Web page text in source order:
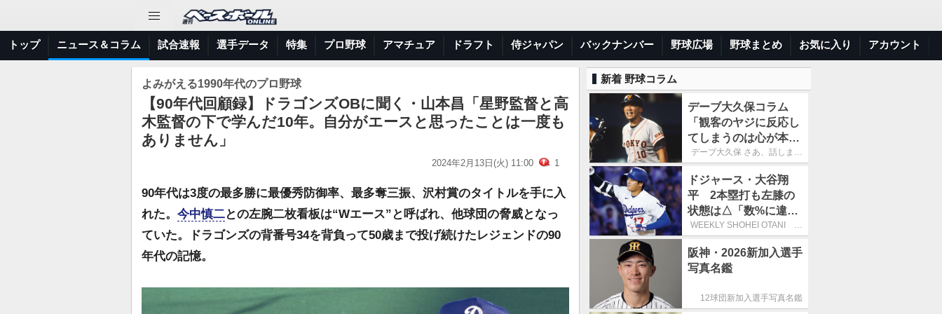
トップ ニュース＆コラム 試合速報 選手データ 特集 プロ野球 アマチュア ドラフト 侍ジャパン バックナンバー 野球広場 野球まとめ お気に入り アカウント
よみがえる1990年代のプロ野球
【90年代回顧録】ドラゴンズOBに聞く・山本昌「星野監督と高
木監督の下で学んだ10年。自分がエースと思ったことは一度も
ありません」
2024年2月13日(火) 11:00 1
90年代は3度の最多勝に最優秀防御率、最多奪三振、沢村賞のタイトルを手に入
れた。 今中慎二との左腕二枚看板は“Wエース”と呼ばれ、他球団の脅威となっ
ていた。ドラゴンズの背番号34を背負って50歳まで投げ続けたレジェンドの90
年代の記憶。
新着 野球コラム
デーブ大久保コラム
「観客のヤジに反応し
てしまうのは心が本当
に純粋だからなので
デーブ大久保 さあ、話しまし
ょう！
ドジャース・大谷翔
平 2本塁打も左膝の
状態は△「数%に違和
感があるなら、まだ休
針」
WEEKLY SHOHEI OTANI 二
刀流で呼び込む3連覇
阪神・2026新加入選手
写真名鑑
12球団新加入選手写真名鑑